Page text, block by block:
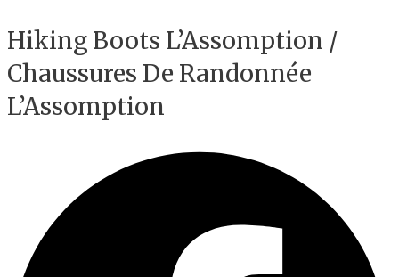
Hiking Boots L’Assomption /
Chaussures De Randonnée
L’Assomption